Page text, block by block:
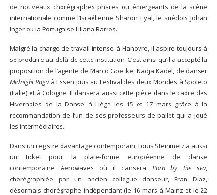
de nouveaux chorégraphes phares ou émergeants de la scène
internationale comme l’Israélienne Sharon Eyal, le suédois Johan
Inger ou la Portugaise Liliana Barros.
Malgré la charge de travail intense à Hanovre, il aspire toujours à
se produire au-delà de cette institution. C’est ainsi qu’il a accepté la
proposition de l’agente de Marco Goecke, Nadja Kadel, de danser
Midnight Raga à Essen puis au Festival des deux Mondes à Spoleto
(Italie) et à Cologne. Il dansera aussi cette pièce dans le cadre des
Hivernales de la Danse à Liège les 15 et 17 mars grâce à la
recommandation de l’un de ses professeurs de ballet qui a joué
les intermédiaires.
Dans un registre davantage contemporain, Louis Steinmetz a aussi
un ticket pour la plate-forme européenne de danse
contemporaine Aerowaves où il dansera Born by the sea,
chorégraphiée par un ancien collègue danseur, Fran Diaz,
désormais chorégraphe indépendant (le 16 mars à Mainz et le 22